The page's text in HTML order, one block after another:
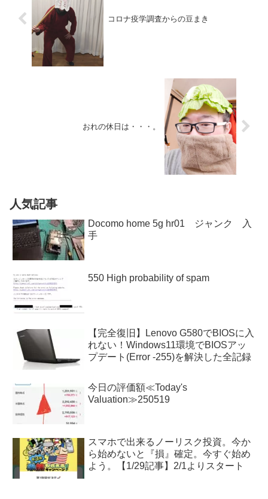
コロナ疫学調査からの豆まき
おれの休日は・・・。
人気記事
Docomo home 5g hr01 ジャンク 入
手
550 High probability of spam
【完全復旧】Lenovo G580でBIOSに入
れない！Windows11環境でBIOSアッ
プデート(Error -255)を解決した全記録
今日の評価額≪Today's
Valuation≫250519
スマホで出来るノーリスク投資。今か
ら始めないと『損』確定。今すぐ始め
よう。【1/29記事】2/1よりスタート